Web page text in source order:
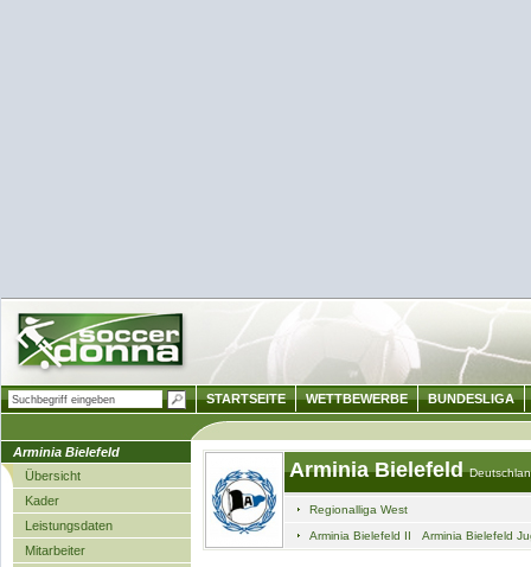
Arminia Bielefeld
Übersicht
Kader
Leistungsdaten
Mitarbeiter
Arminia Bielefeld
Regionalliga West
Arminia Bielefeld II
Arminia Bielefeld
STARTSEITE WETTBEWERBE BUNDESLIGA